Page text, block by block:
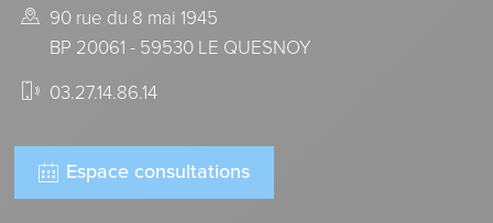
90 rue du 8 mai 1945
BP 20061 - 59530 LE QUESNOY
03.27.14.86.14
Espace consultations